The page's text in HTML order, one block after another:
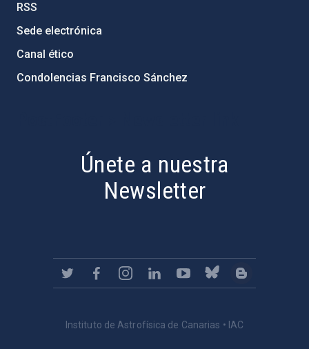
RSS
Sede electrónica
Canal ético
Condolencias Francisco Sánchez
Únete a nuestra
Newsletter
Instituto de Astrofísica de Canarias • IAC